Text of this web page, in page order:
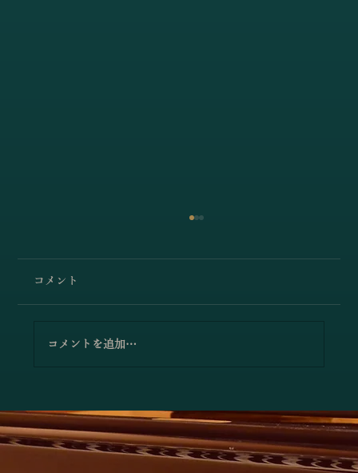
ョイントコンサート」のお知らせ
コメント
コメントを追加…